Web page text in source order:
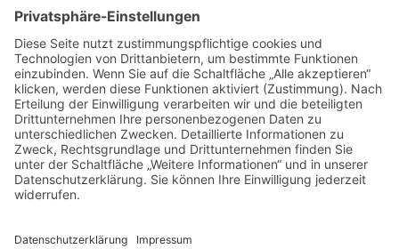
7:30 Uhr – 12:00 Uhr
Anfahrt & Anschrift
Öffnungszeiten Bruneck
Verkauf/Geschäft